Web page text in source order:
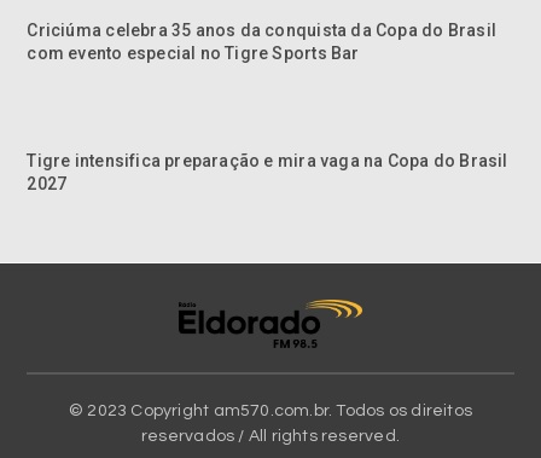
Criciúma celebra 35 anos da conquista da Copa do Brasil
com evento especial no Tigre Sports Bar
Tigre intensifica preparação e mira vaga na Copa do Brasil
2027
© 2023 Copyright am570.com.br. Todos os direitos
reservados / All rights reserved.